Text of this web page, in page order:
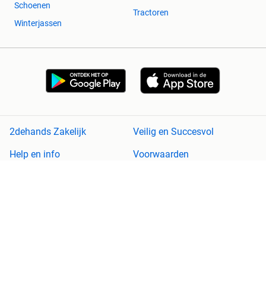
Schoenen
Winterjassen
Tractoren
2dehands Zakelijk
Veilig en Succesvol
Help en info
Voorwaarden